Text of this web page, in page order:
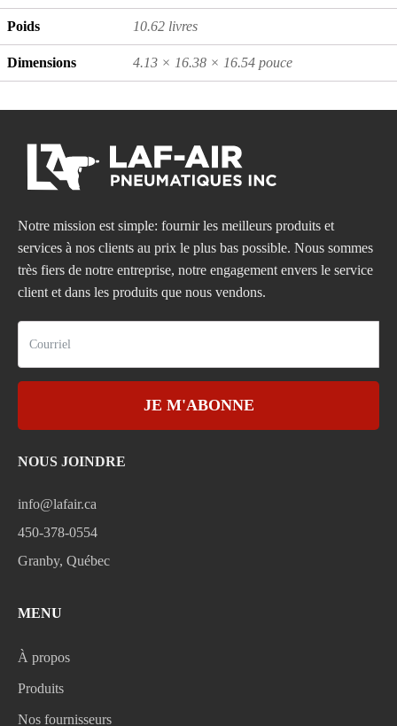
Poids 10.62 livres
Dimensions 4.13 × 16.38 × 16.54 pouce
Notre mission est simple: fournir les meilleurs produits et
services à nos clients au prix le plus bas possible. Nous sommes
très fiers de notre entreprise, notre engagement envers le service
client et dans les produits que nous vendons.
JE M'ABONNE
NOUS JOINDRE
info@lafair.ca
450-378-0554
Granby, Québec
MENU
À propos
Produits
Nos fournisseurs